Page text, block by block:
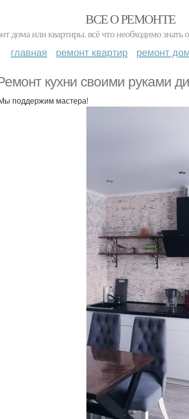
ВСЕ О РЕМОНТЕ
дома или квартиры. всё что необходимо
главная ремонт квартир ремонт
кухни своими руками
поддержим мастера!